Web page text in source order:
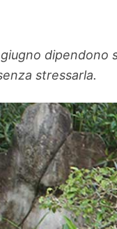
dipendono
stressarla.